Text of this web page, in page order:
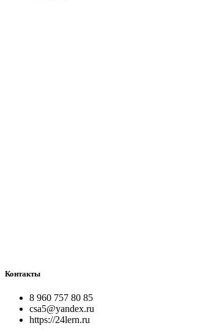
Контакты
8 960 757 80 85
csa5@yandex.ru
https://24lern.ru